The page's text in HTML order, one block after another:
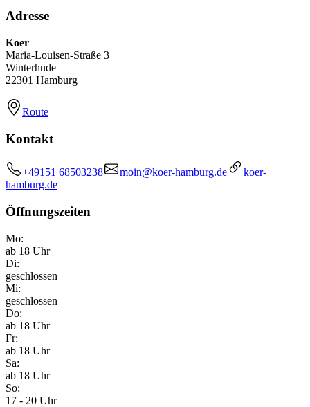
Adresse
Koer
Maria-Louisen-Straße 3
Winterhude
22301 Hamburg
Route
Kontakt
+49151 68503238 moin@koer-hamburg.de
koer-
hamburg.de
Öffnungszeiten
Mo:
ab 18 Uhr
Di:
geschlossen
Mi:
geschlossen
Do:
ab 18 Uhr
Fr:
ab 18 Uhr
Sa:
ab 18 Uhr
So:
17 - 20 Uhr